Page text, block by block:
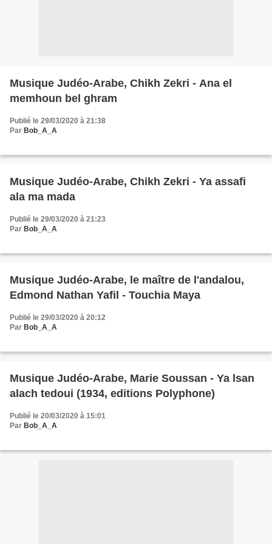
Musique Judéo-Arabe, Chikh Zekri - Ana el
memhoun bel ghram
Publié le 29/03/2020 à 21:38
Par Bob_A_A
Musique Judéo-Arabe, Chikh Zekri - Ya assafi
ala ma mada
Publié le 29/03/2020 à 21:23
Par Bob_A_A
Musique Judéo-Arabe, le maître de l'andalou,
Edmond Nathan Yafil - Touchia Maya
Publié le 29/03/2020 à 20:12
Par Bob_A_A
Musique Judéo-Arabe, Marie Soussan - Ya lsan
alach tedoui (1934, editions Polyphone)
Publié le 20/03/2020 à 15:01
Par Bob_A_A